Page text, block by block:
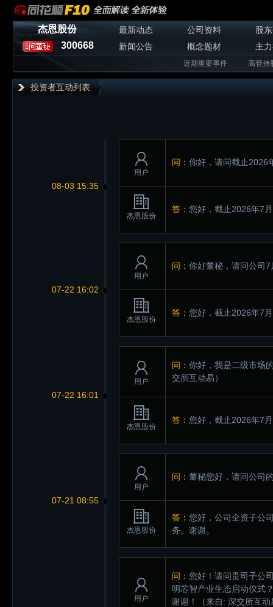
杰恩股份
300668
最新动态 公司资料
股
新闻公告
概念题材 主
近期重要事件 高管持
投资者互动列表
08-03 15:35
用户
问： 你好，请问截止2026
杰恩股份
答： 您好，截止2026年7
07-22 16:02
用户
问： 你好董秘，请问公司
杰恩股份
答： 您好，截止2026年7
07-22 16:01
用户
问： 你好，我是二级市场
交所互动易）
杰恩股份
答： 您好，截止2026年7
07-21 08:55
用户
问： 董秘您好，请问公司
杰恩股份
答： 您好，公司全资子公
务。谢谢。
用户
问： 您好！请问贵司子公
明芯智产业生态启动仪式
谢谢！
（来自: 深交所互